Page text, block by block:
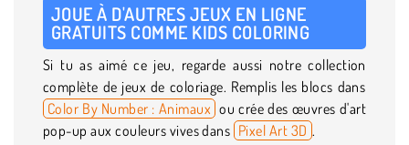
JOUE À D'AUTRES JEUX EN LIGNE
GRATUITS COMME KIDS COLORING
Si tu as aimé ce jeu, regarde aussi notre collection
complète de jeux de coloriage. Remplis les blocs dans
Color By Number : Animaux ou crée des œuvres d'art
pop-up aux couleurs vives dans Pixel Art 3D .